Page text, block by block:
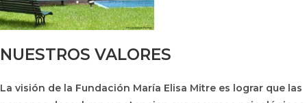
NUESTROS VALORES
La visión de la Fundación María Elisa Mitre es lograr que las